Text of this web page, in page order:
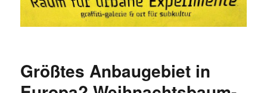
Größtes Anbaugebiet in